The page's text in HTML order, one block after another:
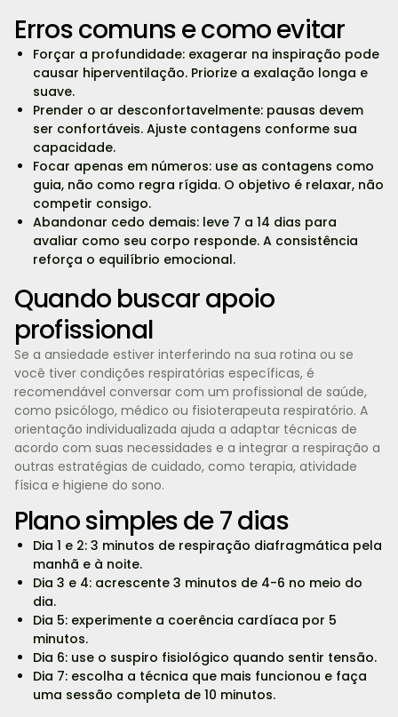
Erros comuns e como evitar
Forçar a profundidade: exagerar na inspiração pode
causar hiperventilação. Priorize a exalação longa e
suave.
Prender o ar desconfortavelmente: pausas devem
ser confortáveis. Ajuste contagens conforme sua
capacidade.
Focar apenas em números: use as contagens como
guia, não como regra rígida. O objetivo é relaxar, não
competir consigo.
Abandonar cedo demais: leve 7 a 14 dias para
avaliar como seu corpo responde. A consistência
reforça o equilíbrio emocional.
Quando buscar apoio
profissional
Se a ansiedade estiver interferindo na sua rotina ou se
você tiver condições respiratórias específicas, é
recomendável conversar com um profissional de saúde,
como psicólogo, médico ou fisioterapeuta respiratório. A
orientação individualizada ajuda a adaptar técnicas de
acordo com suas necessidades e a integrar a respiração a
outras estratégias de cuidado, como terapia, atividade
física e higiene do sono.
Plano simples de 7 dias
Dia 1 e 2: 3 minutos de respiração diafragmática pela
manhã e à noite.
Dia 3 e 4: acrescente 3 minutos de 4-6 no meio do
dia.
Dia 5: experimente a coerência cardíaca por 5
minutos.
Dia 6: use o suspiro fisiológico quando sentir tensão.
Dia 7: escolha a técnica que mais funcionou e faça
uma sessão completa de 10 minutos.